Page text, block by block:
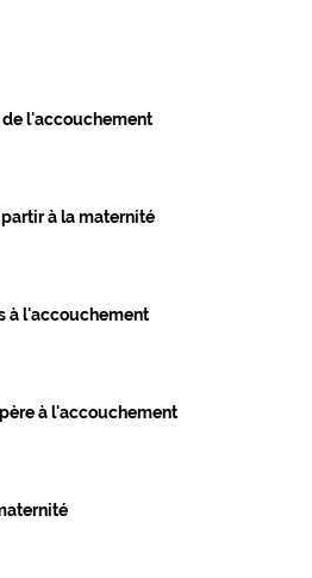
de l'accouchement
à la maternité
à l'accouchement
à l'accouchement